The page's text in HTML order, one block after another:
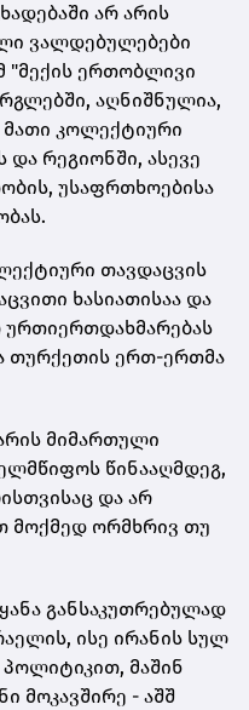
არ არის
ვალდებულებები
"მექის ერთობლივი
აღნიშნულია,
მათი კოლექტიური
რეგიონში, ასევე
უსაფრთხოებისა
თავდაცვის
ხასიათისაა და
თურქეთის ერთ-ერთმა
მიმართული
წინააღმდეგ,
და არ
მოქმედ ორმხრივ თუ
განსაკუთრებულად
ისე ირანის სულ
მაშინ
მოკავშირე - აშშ